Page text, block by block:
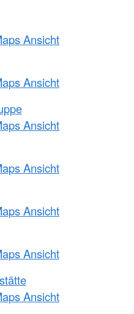
Ansicht
Ansicht
Ansicht
Ansicht
Ansicht
Ansicht
Ansicht